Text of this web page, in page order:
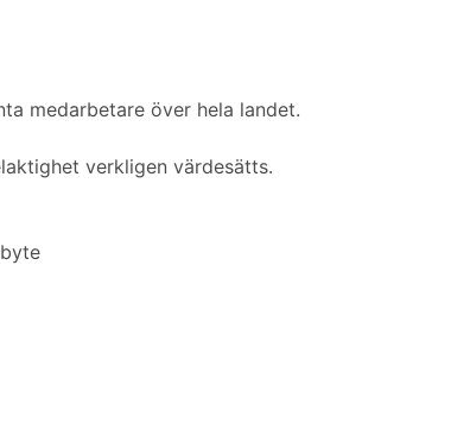
medarbetare över hela landet.
verkligen värdesätts.